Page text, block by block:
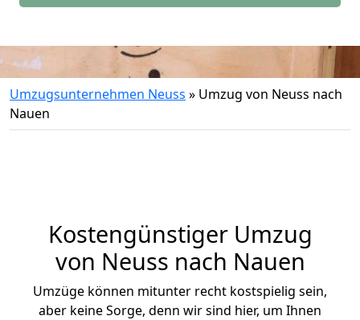
Umzugsunternehmen Neuss » Umzug von Neuss nach
Nauen
Kostengünstiger Umzug
von Neuss nach Nauen
Umzüge können mitunter recht kostspielig sein,
aber keine Sorge, denn wir sind hier, um Ihnen